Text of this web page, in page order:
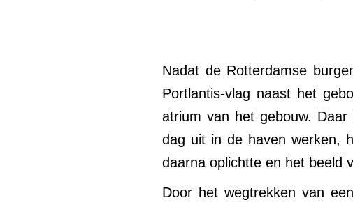
Nadat de Rotterdamse
Portlantis-vlag naast het
atrium van het gebouw.
dag uit in de haven werken,
daarna oplichtte en het beeld
Door het wegtrekken van